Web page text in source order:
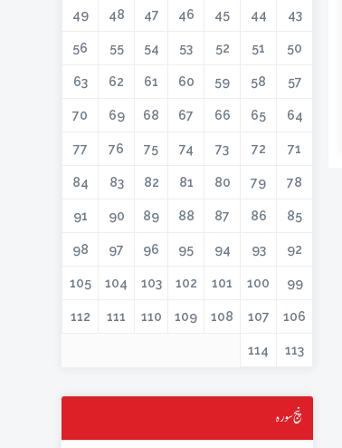
43
44
45
46
47
48
49
50
51
52
53
54
55
56
57
58
59
60
61
62
63
64
65
66
67
68
69
70
71
72
73
74
75
76
77
78
79
80
81
82
83
84
85
86
87
88
89
90
91
92
93
94
95
96
97
98
99
100
101
102
103
104
105
106
107
108
109
110
111
112
113
114
پنج سورہ